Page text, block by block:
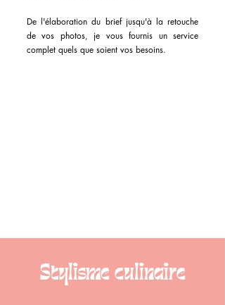
De l'élaboration du brief jusqu'à la retouche
de vos photos, je vous fournis un service
complet quels que soient vos besoins.
Stylisme culinaire